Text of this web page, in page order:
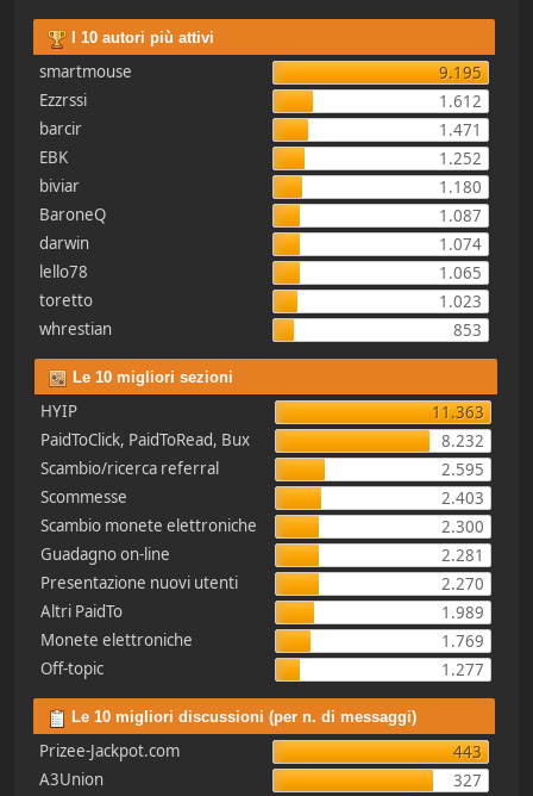
I 10 autori più attivi
smartmouse
9.195
Ezzrssi
1.612
barcir
1.471
EBK
1.252
biviar
1.180
BaroneQ
1.087
darwin
1.074
lello78
1.065
toretto
1.023
whrestian
853
Le 10 migliori sezioni
HYIP
11.363
PaidToClick, PaidToRead, Bux
8.232
Scambio/ricerca referral
2.595
Scommesse
2.403
Scambio monete elettroniche
2.300
Guadagno on-line
2.281
Presentazione nuovi utenti
2.270
Altri PaidTo
1.989
Monete elettroniche
1.769
Off-topic
1.277
Le 10 migliori discussioni (per n. di messaggi)
Prizee-Jackpot.com
443
A3Union
327